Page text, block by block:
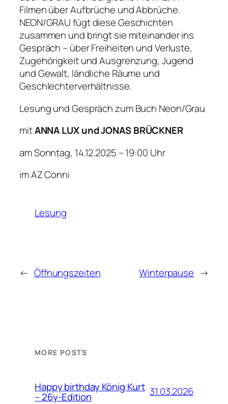
Filmen über Aufbrüche und Abbrüche.
NEON/GRAU fügt diese Geschichten
zusammen und bringt sie miteinander ins
Gespräch – über Freiheiten und Verluste,
Zugehörigkeit und Ausgrenzung, Jugend
und Gewalt, ländliche Räume und
Geschlechterverhältnisse.
Lesung und Gespräch zum Buch Neon/Grau
mitANNA LUX und JONAS BRÜCKNER
am Sonntag, 14.12.2025 – 19:00 Uhr
im AZ Conni
Lesung
← Öffnungszeiten Winterpause →
MORE POSTS
Happy birthday König Kurt
– 26y-Edition 31.03.2026